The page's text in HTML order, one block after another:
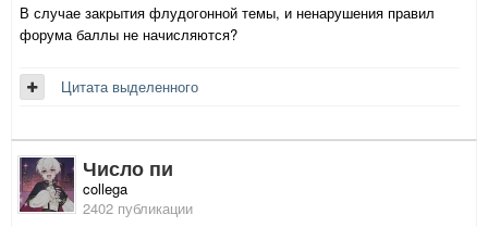
В случае закрытия флудогонной темы, и ненарушения правил
форума баллы не начисляются?
Цитата выделенного
Число пи
collega
2402 публикации